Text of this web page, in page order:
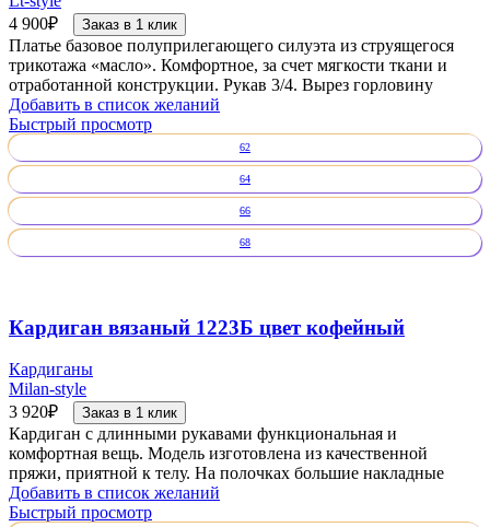
4 900₽ Заказ в 1 клик
Платье базовое полуприлегающего силуэта из струящегося
трикотажа «масло». Комфортное, за счет мягкости ткани и
отработанной конструкции. Рукав 3/4. Вырез горловину
Добавить в список желаний
Быстрый просмотр
62
64
66
68
Кардиган вязаный 1223Б цвет кофейный
Кардиганы
Milan-style
3 920₽ Заказ в 1 клик
Кардиган с длинными рукавами функциональная и
комфортная вещь. Модель изготовлена из качественной
пряжи, приятной к телу. На полочках большие накладные
Добавить в список желаний
Быстрый просмотр